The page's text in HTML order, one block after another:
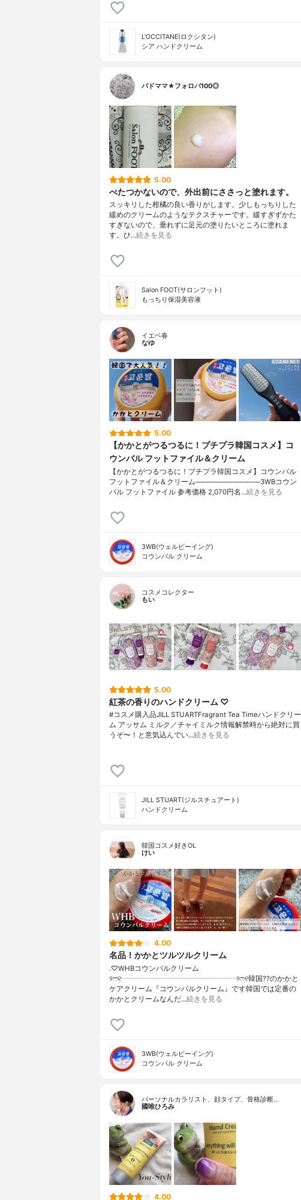
L'OCCITANE(ロクシタン)
シア ハンドクリーム
バドママ★フォロバ100◎
5.00
べたつかないので、外出前にささっと塗れます。
スッキリした柑橘の良い香りがします。少しもっちりした
緩めのクリームのようなテクスチャーです。緩すぎずかた
すぎないので、垂れずに足元の塗りたいところに塗れま
す。ひ…続きを見る
Salon FOOT(サロンフット)
もっちり保湿美容液
イエベ春
なゆ
5.00
【かかとがつるつるに！プチプラ韓国コスメ】コ
ウンバル フットファイル＆クリーム
【かかとがつるつるに！プチプラ韓国コスメ】コウンバル
フットファイル＆クリーム────────────3WBコウン
バル フットファイル 参考価格 2,070円名…続きを見る
3WB(ウェルビーイング)
コウンバル クリーム
コスメコレクター
もい
5.00
紅茶の香りのハンドクリーム ♡
#コスメ購入品JILL STUARTFragrant Tea Timeハンドクリー
ム アッサム ミルク／チャイミルク情報解禁時から絶対に買
うぞ〜！と意気込んでい…続きを見る
JILL STUART(ジルスチュアート)
ハンドクリーム
韓国コスメ好きOL
けい
4.00
名品！かかとツルツルクリーム
.♡WHBコウンバルクリーム
୨ෆ୧┈┈┈┈┈┈┈┈┈┈┈┈┈┈┈┈୨ෆ୧韓国??のかかと
ケアクリーム『コウンバルクリーム』です韓国では定番の
かかとクリームなんだ…続きを見る
3WB(ウェルビーイング)
コウンバル クリーム
パーソナルカラリスト、顔タイプ、骨格診断…
國唯ひろみ
4.00